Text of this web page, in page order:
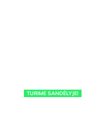
TURIME SANDĖLYJE!